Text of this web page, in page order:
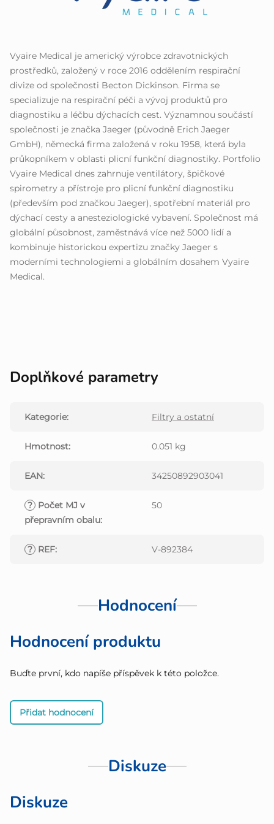
Vyaire Medical je americký výrobce zdravotnických
prostředků, založený v roce 2016 oddělením respirační
divize od společnosti Becton Dickinson. Firma se
specializuje na respirační péči a vývoj produktů pro
diagnostiku a léčbu dýchacích cest. Významnou součástí
společnosti je značka Jaeger (původně Erich Jaeger
GmbH), německá firma založená v roku 1958, která byla
průkopníkem v oblasti plicní funkční diagnostiky. Portfolio
Vyaire Medical dnes zahrnuje ventilátory, špičkové
spirometry a přístroje pro plicní funkční diagnostiku
(především pod značkou Jaeger), spotřební materiál pro
dýchací cesty a anesteziologické vybavení. Společnost má
globální působnost, zaměstnává více než 5000 lidí a
kombinuje historickou expertizu značky Jaeger s
moderními technologiemi a globálním dosahem Vyaire
Medical.
Doplňkové parametry
Kategorie: Filtry a ostatní
Hmotnost: 0.051 kg
EAN: 34250892903041
? Počet MJ v
přepravním obalu:
50
? REF: V-892384
Hodnocení
Hodnocení produktu
Buďte první, kdo napíše příspěvek k této položce.
Přidat hodnocení
Diskuze
Diskuze